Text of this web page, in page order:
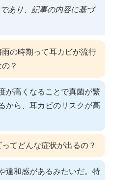
あり、記事の内容に基づ
の時期って耳カビが流行
？
が高くなることで真菌が繁
から、耳カビのリスクが高
てどんな症状が出るの？
違和感があるみたいだ。特